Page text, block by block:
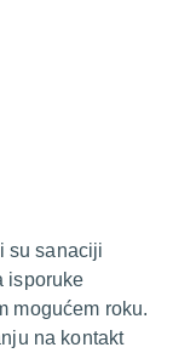
su sanaciji
isporuke
mogućem roku.
na kontakt